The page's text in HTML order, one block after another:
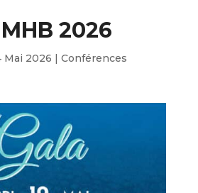
2026
Mai 2026 | Conférences